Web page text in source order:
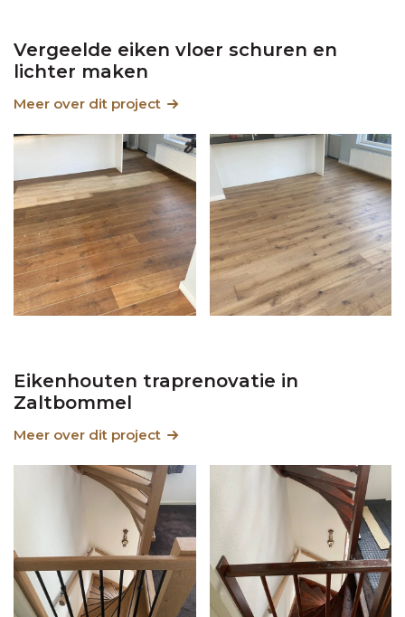
Vergeelde eiken vloer schuren en
lichter maken
Meer over dit project
Eikenhouten traprenovatie in
Zaltbommel
Meer over dit project